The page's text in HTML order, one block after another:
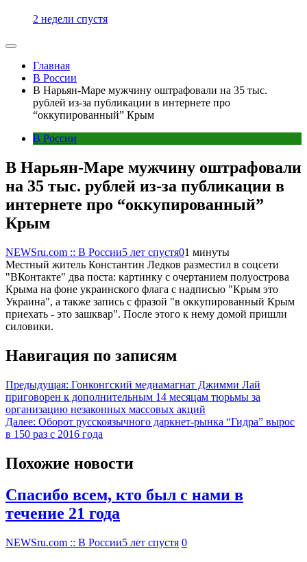
2 недели спустя
Главная
В России
В Нарьян-Маре мужчину оштрафовали на 35 тыс.
рублей из-за публикации в интернете про
“оккупированный” Крым
В России
В Нарьян-Маре мужчину оштрафовали
на 35 тыс. рублей из-за публикации в
интернете про “оккупированный”
Крым
NEWSru.com :: В России5 лет спустя01 минуты
Местный житель Константин Ледков разместил в соцсети
"ВКонтакте" два поста: картинку с очертанием полуострова
Крыма на фоне украинского флага с надписью "Крым это
Украина", а также запись с фразой "в оккупированный Крым
приехать - это зашквар". После этого к нему домой пришли
силовики.
Навигация по записям
Предыдущая: Гонконгский медиамагнат Джимми Лай
приговорен к дополнительным 14 месяцам тюрьмы за
организацию незаконных массовых акций
Далее: Оборот русскоязычного даркнет-рынка “Гидра” вырос
в 150 раз с 2016 года
Похожие новости
Спасибо всем, кто был с нами в
течение 21 года
NEWSru.com :: В России5 лет спустя 0